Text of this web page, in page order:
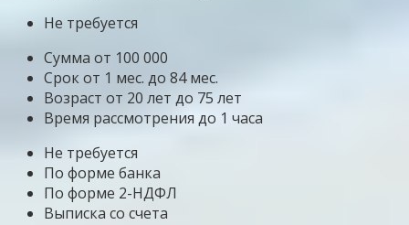
Не требуется
Сумма от 100 000
Срок от 1 мес. до 84 мес.
Возраст от 20 лет до 75 лет
Время рассмотрения до 1 часа
Не требуется
По форме банка
По форме 2-НДФЛ
Выписка со счета